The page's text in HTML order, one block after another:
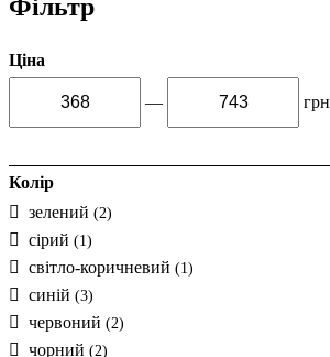
Фільтр
Ціна
— грн
Колір
зелений (2)
сірий (1)
світло-коричневий (1)
синій (3)
червоний (2)
чорний (2)